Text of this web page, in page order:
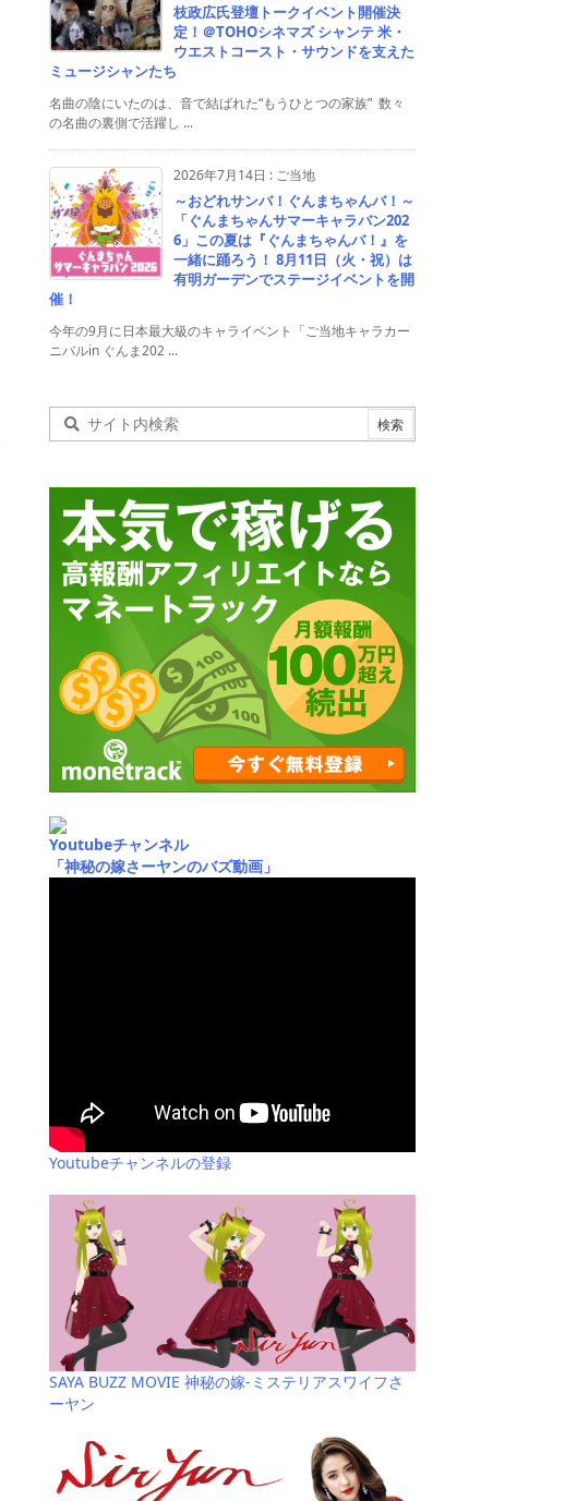
枝政広氏登壇トークイベント開催決
定！＠TOHOシネマズ シャンテ 米・
ウエストコースト・サウンドを支えた
ミュージシャンたち
名曲の陰にいたのは、音で結ばれた“もうひとつの家族” 数々
の名曲の裏側で活躍し ...
2026年7月14日 : ご当地
～おどれサンバ！ぐんまちゃんバ！～
「ぐんまちゃんサマーキャラバン202
6」この夏は『ぐんまちゃんバ！』を
一緒に踊ろう！ 8月11日（火・祝）は
有明ガーデンでステージイベントを開
催！
今年の9月に日本最大級のキャライベント「ご当地キャラカー
ニバルin ぐんま202 ...
Youtubeチャンネル
「神秘の嫁さーヤンのバズ動画」
Youtubeチャンネルの登録
SAYA BUZZ MOVIE 神秘の嫁-ミステリアスワイフさ
ーヤン